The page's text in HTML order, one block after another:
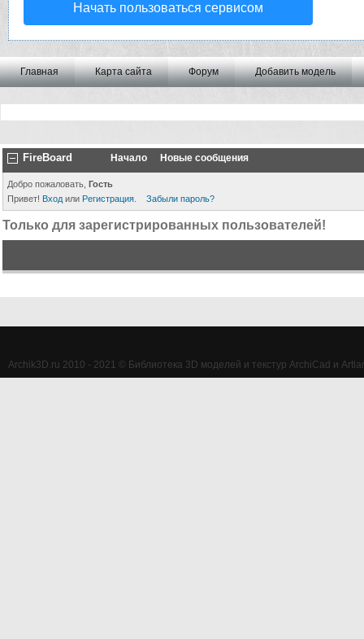
Начать пользоваться сервисом
Главная Карта сайта Форум Добавить модель
FireBoard Начало Новые сообщения
Добро пожаловать, Гость
Привет! Вход или Регистрация Забыли пароль?
Только для зарегистрированных пользователей!
Archik3D.ru 2010 - 2021 © Библиотека 3D моделей и текстур ArchiCad и